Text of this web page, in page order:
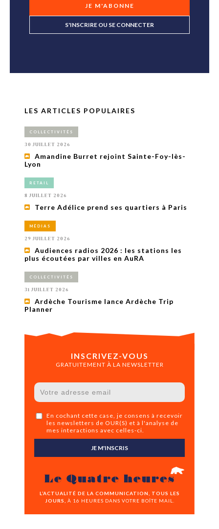
JE M'ABONNE
S'INSCRIRE OU SE CONNECTER
LES ARTICLES POPULAIRES
COLLECTIVITÉS
30 JUILLET 2026
Amandine Burret rejoint Sainte-Foy-lès-
Lyon
RETAIL
8 JUILLET 2026
Terre Adélice prend ses quartiers à Paris
MÉDIAS
29 JUILLET 2026
Audiences radios 2026 : les stations les
plus écoutées par villes en AuRA
COLLECTIVITÉS
31 JUILLET 2026
Ardèche Tourisme lance Ardèche Trip
Planner
INSCRIVEZ-VOUS
GRATUITEMENT À LA NEWSLETTER
En cochant cette case, je consens à recevoir
les newsletters de OUR(S) et à l'analyse de
mes interactions avec celles-ci.
JE M'INSCRIS
Le Quatre heures
L’ACTUALITÉ DE LA COMMUNICATION, TOUS LES
JOURS,
À 16 HEURES DANS VOTRE BOÎTE MAIL.